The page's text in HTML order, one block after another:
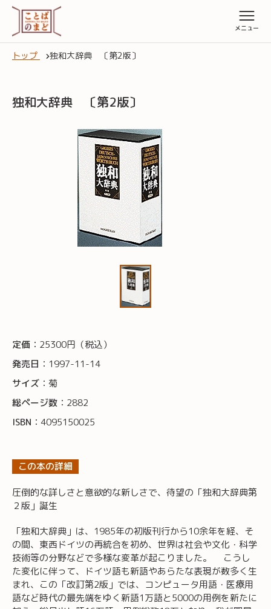
トップ 独和大辞典 〔第2版〕
独和大辞典 〔第2版〕
定価： 25300円（税込）
発売日： 1997-11-14
サイズ： 菊
総ページ数： 2882
ISBN： 4095150025
この本の詳細
圧倒的な詳しさと意欲的な新しさで、待望の「独和大辞典第
２版」誕生
「独和大辞典」は、1985年の初版刊行から10余年を経、そ
の間、東西ドイツの再統合を初め、世界は社会や文化・科学
技術等の分野などで多様な変革が起こりました。 こうし
た変化に伴って、ドイツ語も新語やあらたな表現が数多く生
まれ、この「改訂第2版」では、コンピュータ用語・医療用
語など時代の最先端をゆく新語1万語と5000の用例を新たに